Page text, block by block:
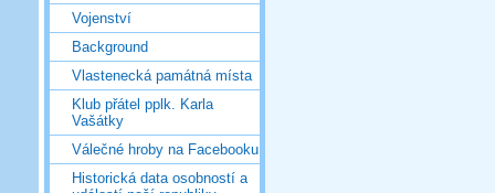
Vojenství
Background
Vlastenecká památná místa
Klub přátel pplk. Karla
Vašátky
Válečné hroby na Facebooku
Historická data osobností a